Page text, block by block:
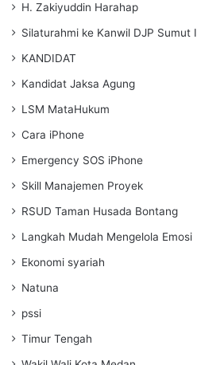
H. Zakiyuddin Harahap
Silaturahmi ke Kanwil DJP Sumut I
KANDIDAT
Kandidat Jaksa Agung
LSM MataHukum
Cara iPhone
Emergency SOS iPhone
Skill Manajemen Proyek
RSUD Taman Husada Bontang
Langkah Mudah Mengelola Emosi
Ekonomi syariah
Natuna
pssi
Timur Tengah